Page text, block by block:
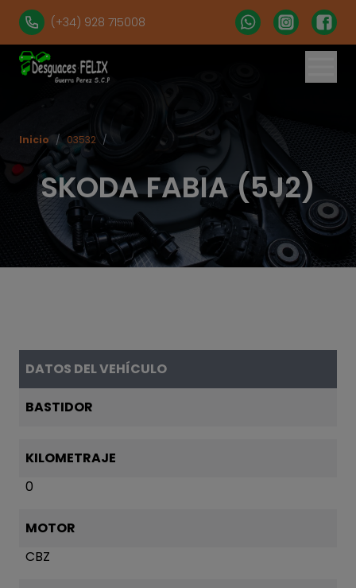
(+34) 928 715008
SKODA FABIA (5J2)
Inicio / 03532 /
DATOS DEL VEHÍCULO
BASTIDOR
KILOMETRAJE
0
MOTOR
CBZ